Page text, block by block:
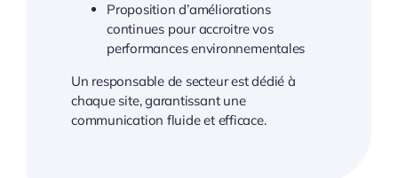
Proposition d’améliorations
continues pour accroitre vos
performances environnementales
Un responsable de secteur est dédié à
chaque site, garantissant une
communication fluide et efficace.